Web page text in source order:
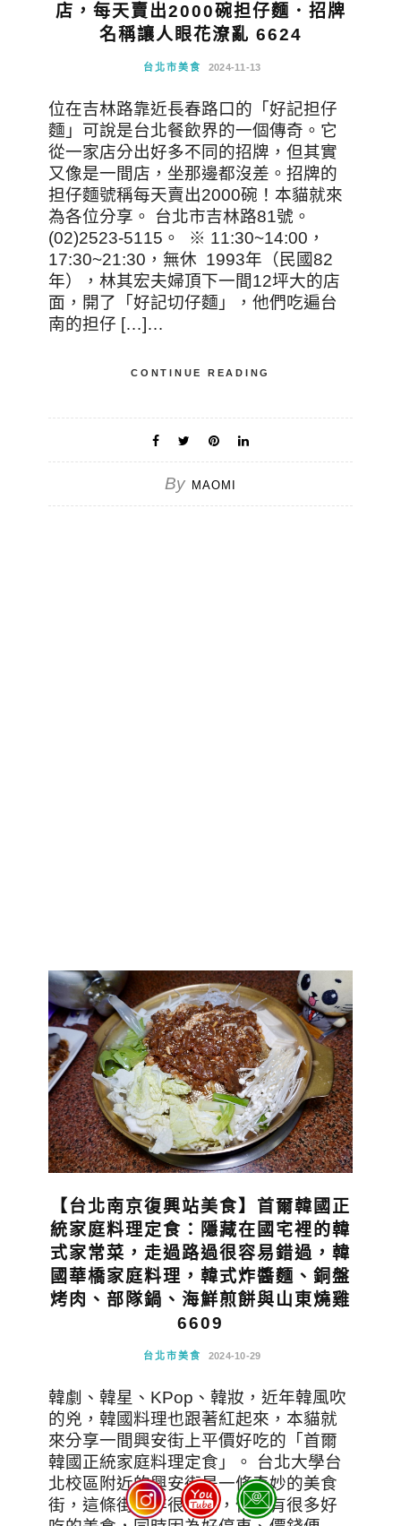
店，每天賣出2000碗担仔麵．招牌
名稱讓人眼花潦亂 6624
台北市美食 2024-11-13
位在吉林路靠近長春路口的「好記担仔
麵」可說是台北餐飲界的一個傳奇。它
從一家店分出好多不同的招牌，但其實
又像是一間店，坐那邊都沒差。招牌的
担仔麵號稱每天賣出2000碗！本貓就來
為各位分享。 台北市吉林路81號。
(02)2523-5115。 ※ 11:30~14:00，
17:30~21:30，無休 1993年（民國82
年），林其宏夫婦頂下一間12坪大的店
面，開了「好記切仔麵」，他們吃遍台
南的担仔 […]…
CONTINUE READING
By MAOMI
【台北南京復興站美食】首爾韓國正
統家庭料理定食：隱藏在國宅裡的韓
式家常菜，走過路過很容易錯過，韓
國華橋家庭料理，韓式炸醬麵、銅盤
烤肉、部隊鍋、海鮮煎餅與山東燒雞
6609
台北市美食 2024-10-29
韓劇、韓星、KPop、韓妝，近年韓風吹
的兇，韓國料理也跟著紅起來，本貓就
來分享一間興安街上平價好吃的「首爾
韓國正統家庭料理定食」。 台北大學台
北校區附近的興安街是一條奇妙的美食
街，這條街並非很知名，但卻有很多好